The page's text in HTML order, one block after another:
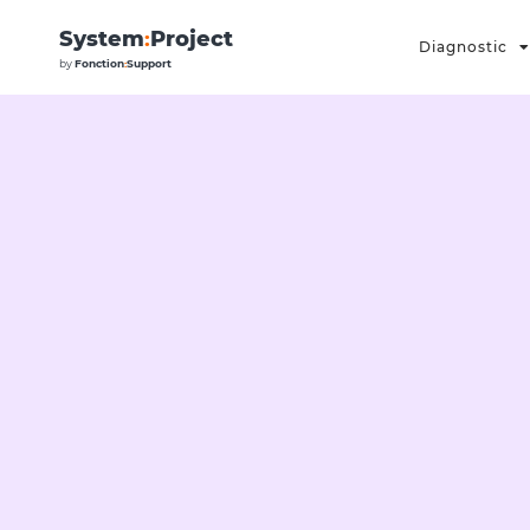
System:Project
byFonction:Support
Diagnostic